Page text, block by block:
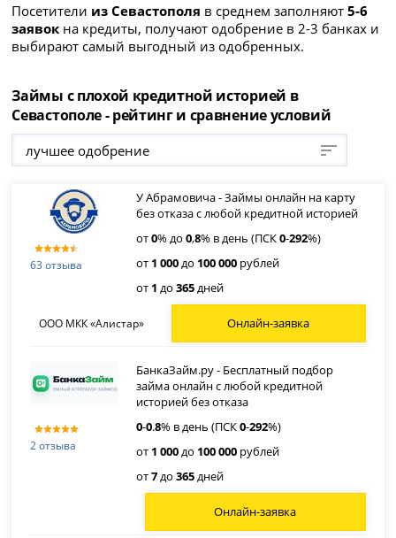
Посетители из Севастополя в среднем заполняют5-6
заявок на кредиты, получают одобрение в 2-3 банках и
выбирают самый выгодный из одобренных.
Займы с плохой кредитной историей в
Севастополе - рейтинг и сравнение условий
лучшее одобрение
63 отзыва
У Абрамовича - Займы онлайн на карту
без отказа с любой кредитной историей
от0% до0,8% в день (ПСК0-292%)
от 1 000до 100 000 рублей
от 1 до365дней
ООО МКК «Алистар» Онлайн-заявка
2 отзыва
БанкаЗайм.ру - Бесплатный подбор
займа онлайн с любой кредитной
историей без отказа
0-0.8% в день (ПСК0-292%)
от 1 000до 100 000 рублей
от7до365дней
Онлайн-заявка